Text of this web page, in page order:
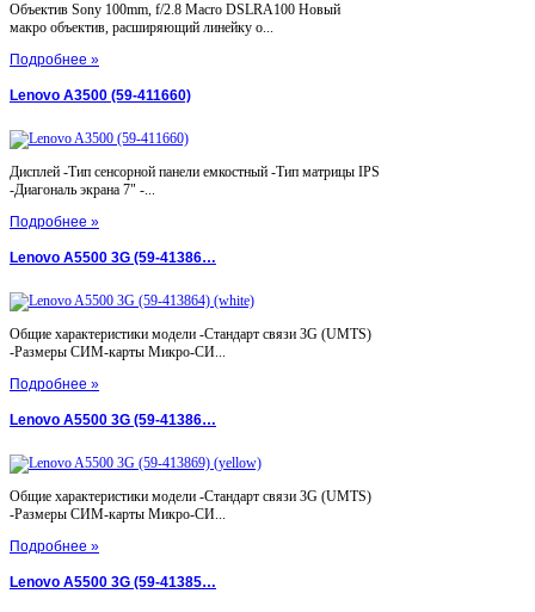
Объектив Sony 100mm, f/2.8 Macro DSLRA100 Новый
макро объектив, расширяющий линейку о...
Подробнее »
Lenovo A3500 (59-411660)
Дисплей -Тип сенсорной панели емкостный -Тип матрицы IPS
-Диагональ экрана 7" -...
Подробнее »
Lenovo A5500 3G (59-41386…
Общие характеристики модели -Стандарт связи 3G (UMTS)
-Размеры СИМ-карты Микро-СИ...
Подробнее »
Lenovo A5500 3G (59-41386…
Общие характеристики модели -Стандарт связи 3G (UMTS)
-Размеры СИМ-карты Микро-СИ...
Подробнее »
Lenovo A5500 3G (59-41385…